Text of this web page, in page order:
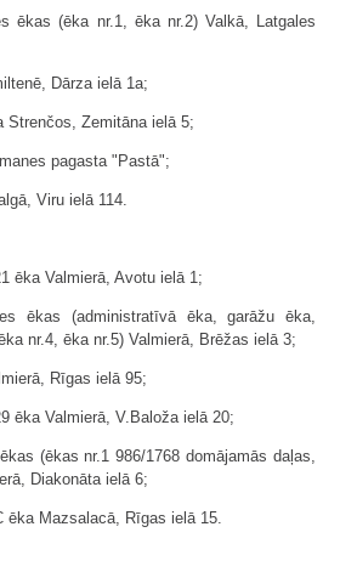
ēkas (ēka nr.1, ēka nr.2) Valkā, Latgales
Dārza ielā 1a;
Strenčos, Zemitāna ielā 5;
pagasta "Pastā";
Viru ielā 114.
ēka Valmierā, Avotu ielā 1;
ēkas (administratīvā ēka, garāžu ēka,
nr.4, ēka nr.5) Valmierā, Brēžas ielā 3;
Rīgas ielā 95;
ēka Valmierā, V.Baloža ielā 20;
(ēkas nr.1 986/1768 domājamās daļas,
Diakonāta ielā 6;
ēka Mazsalacā, Rīgas ielā 15.